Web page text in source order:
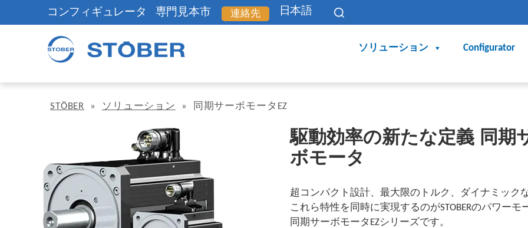
コンフィギュレータ 専門見本市 連絡先 日本語
ソリューション Configurator
STÖBER » ソリューション » 同期サーボモータEZ
駆動効率の新たな定義 同期
ボモータ
超コンパクト設計、最大限のトルク、ダイナミック
これら特性を同時に実現するのがSTOBERのパワーモ
同期サーボモータEZシリーズです。